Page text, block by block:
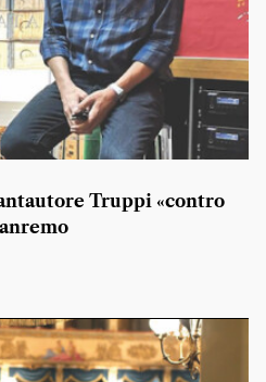
Truppi «contro